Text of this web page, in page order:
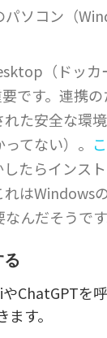
パソコン（
（ドッカ
です。連携
れた安全な環
てない）。
したらインス
れはWindows
なんだそうで
ChatGPTを
す。